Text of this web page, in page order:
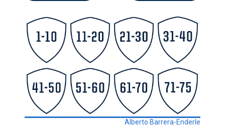
Alberto Barrera-Enderle